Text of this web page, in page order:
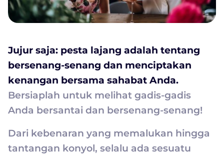
Jujur saja: pesta lajang adalah tentang
bersenang-senang dan menciptakan
kenangan bersama sahabat Anda.
Bersiaplah untuk melihat gadis-gadis
Anda bersantai dan bersenang-senang!
Dari kebenaran yang memalukan hingga
tantangan konyol, selalu ada sesuatu